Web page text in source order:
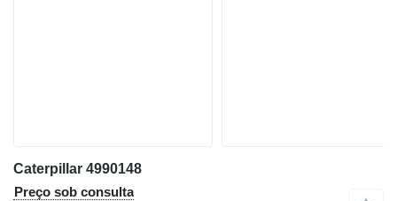
Caterpillar 4990148
Preço sob consulta